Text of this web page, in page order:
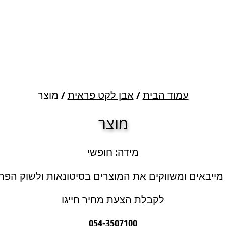
עמוד הבית/ אבן לקט פראית/ מוצר
מוצר
מידה: חופשי
מייבאים ומשווקים את המוצרים בסיטונאות ולשוק
לקבלת הצעת מחיר חייגו
054-3507100